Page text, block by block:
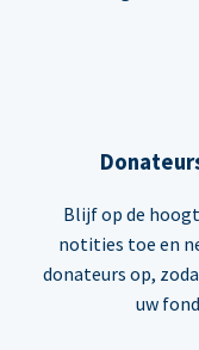
Blijf op de
notities toe en
donateurs op,
uw